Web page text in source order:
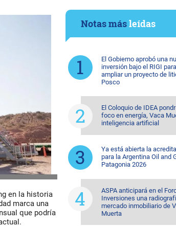
en la historia
marca una
que podría
Notas másleídas
El Gobierno aprobó una
inversión bajo el RIGI para
ampliar un proyecto de
Posco
El Coloquio de IDEA
foco en energía, Vaca
inteligencia artificial
Ya está abierta la
para la Argentina Oil and
Patagonia 2026
ASPA anticipará en el
Inversiones una
mercado inmobiliario de
Muerta